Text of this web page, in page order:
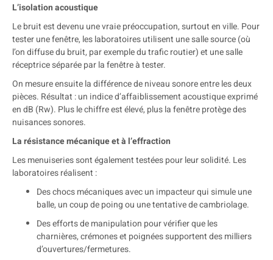
L’isolation acoustique
Le bruit est devenu une vraie préoccupation, surtout en ville. Pour
tester une fenêtre, les laboratoires utilisent une salle source (où
l’on diffuse du bruit, par exemple du trafic routier) et une salle
réceptrice séparée par la fenêtre à tester.
On mesure ensuite la différence de niveau sonore entre les deux
pièces. Résultat : un indice d’affaiblissement acoustique exprimé
en dB (Rw). Plus le chiffre est élevé, plus la fenêtre protège des
nuisances sonores.
La résistance mécanique et à l’effraction
Les menuiseries sont également testées pour leur solidité. Les
laboratoires réalisent :
Des chocs mécaniques avec un impacteur qui simule une
balle, un coup de poing ou une tentative de cambriolage.
Des efforts de manipulation pour vérifier que les
charnières, crémones et poignées supportent des milliers
d’ouvertures/fermetures.